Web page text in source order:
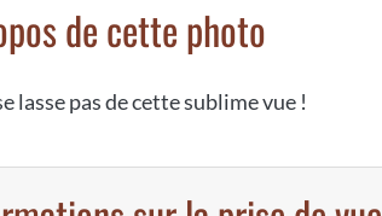
de cette photo
lasse pas de cette sublime vue !